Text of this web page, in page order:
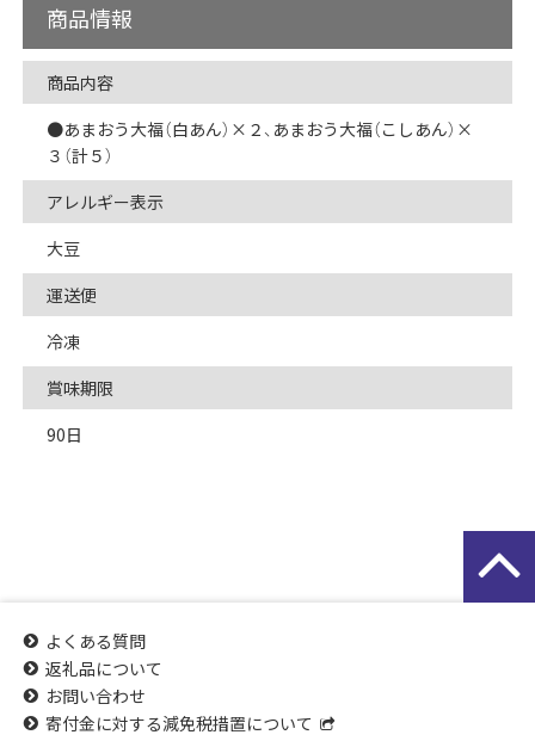
商品情報
商品内容
●あまおう大福（白あん）×２、あまおう大福（こしあん）×
３（計５）
アレルギー表示
大豆
運送便
冷凍
賞味期限
90日
よくある質問
返礼品について
お問い合わせ
寄付金に対する減免税措置について